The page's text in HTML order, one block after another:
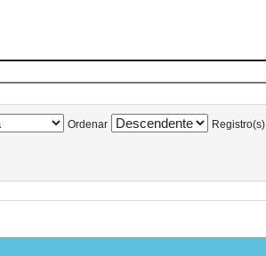
Ordenar Registro(s)